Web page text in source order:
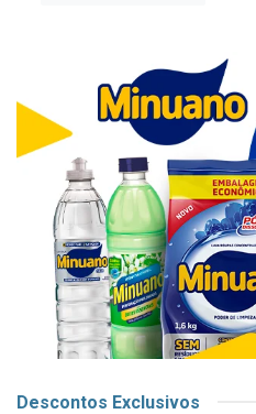
Descontos Exclusivos